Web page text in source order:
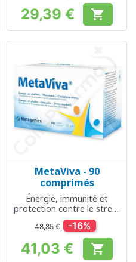
Prix
29,39 € 
MetaViva - 90
comprimés
Énergie, immunité et
protection contre le stress
oxydatif
48,85 € -16%
Prix
41,03 € 